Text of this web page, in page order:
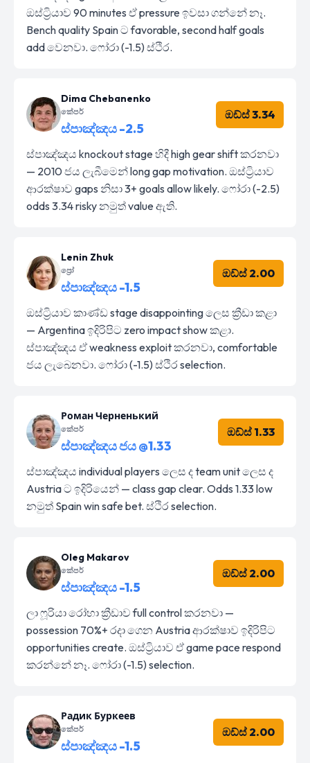
ඔස්ට්‍රියාව 90 minutes ඒ pressure ඉවසා ගන්නේ නෑ.
Bench quality Spain ට favorable, second half goals
add වෙනවා. ෆෝරා (-1.5) ස්ථිර.
Dima Chebanenko
කේපර්
ස්පාඤ්ඤය -2.5
ඔඩ්ස් 3.34
ස්පාඤ්ඤය knockout stage හිදී high gear shift කරනවා
— 2010 ජය ලැබීමෙන් long gap motivation. ඔස්ට්‍රියාව
ආරක්ෂාව gaps නිසා 3+ goals allow likely. ෆෝරා (-2.5)
odds 3.34 risky නමුත් value ඇති.
Lenin Zhuk
ප්‍රෝ
ස්පාඤ්ඤය -1.5
ඔඩ්ස් 2.00
ඔස්ට්‍රියාව කාණ්ඩ stage disappointing ලෙස ක්‍රීඩා කළා
— Argentina ඉදිරිපිට zero impact show කළා.
ස්පාඤ්ඤය ඒ weakness exploit කරනවා, comfortable
ජය ලැබෙනවා. ෆෝරා (-1.5) ස්ථිර selection.
Роман Черненький
කේපර්
ස්පාඤ්ඤය ජය @1.33
ඔඩ්ස් 1.33
ස්පාඤ්ඤය individual players ලෙස ද team unit ලෙස ද
Austria ට ඉදිරියෙන් — class gap clear. Odds 1.33 low
නමුත් Spain win safe bet. ස්ථිර selection.
Oleg Makarov
කේපර්
ස්පාඤ්ඤය -1.5
ඔඩ්ස් 2.00
ලා ෆූරියා රෝහා ක්‍රීඩාව full control කරනවා —
possession 70%+ රදා ගෙන Austria ආරක්ෂාව ඉදිරිපිට
opportunities create. ඔස්ට්‍රියාව ඒ game pace respond
කරන්නේ නෑ. ෆෝරා (-1.5) selection.
Радик Буркеев
කේපර්
ස්පාඤ්ඤය -1.5
ඔඩ්ස් 2.00